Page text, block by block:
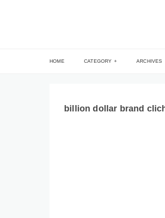
HOME CATEGORY ARCHIVES
billion dollar brand